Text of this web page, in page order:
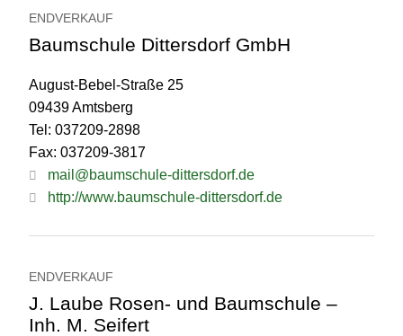
ENDVERKAUF
Baumschule Dittersdorf GmbH
August-Bebel-Straße 25
09439 Amtsberg
Tel: 037209-2898
Fax: 037209-3817
mail@baumschule-dittersdorf.de
http://www.baumschule-dittersdorf.de
ENDVERKAUF
J. Laube Rosen- und Baumschule –
Inh. M. Seifert